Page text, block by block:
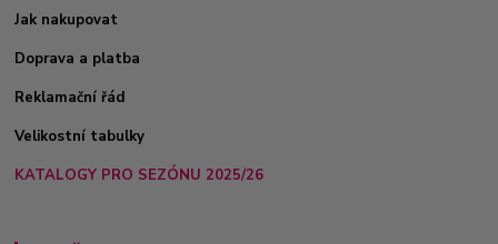
Jak nakupovat
Doprava a platba
Reklamační řád
Velikostní tabulky
KATALOGY PRO SEZÓNU 2025/26